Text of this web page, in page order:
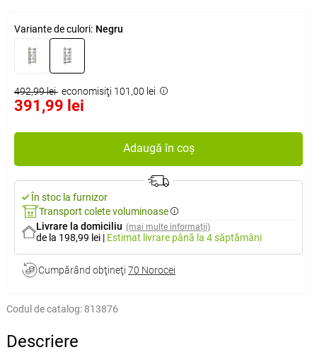
Variante de culori: Negru
492,99 lei economisiţi 101,00 lei
391,99 lei
Adaugă în coș
În stoc la furnizor
Transport colete voluminoase
Livrare la domiciliu (mai multe informații)
de la 198,99 lei | Estimat livrare până la 4 săptămâni
Cumpărând obţineţi 70 Norocei
Codul de catalog: 813876
Descriere